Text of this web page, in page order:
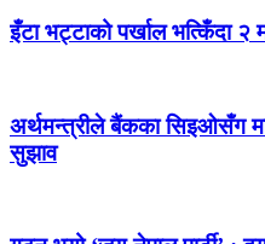
इँटा भट्टाको पर्खाल भत्किँदा
अर्थमन्त्रीले बैंकका सिइओसँग
सुझाव